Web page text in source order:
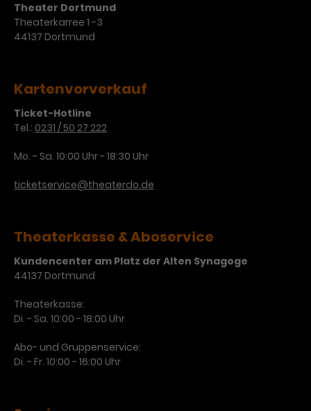
Theater Dortmund
Theaterkarree 1 -3
44137 Dortmund
Kartenvorverkauf
Ticket-Hotline
Tel.: 0231 / 50 27 222
Mo. - Sa. 10:00 Uhr - 18:30 Uhr
ticketservice@theaterdo.de
Theaterkasse & Aboservice
Kundencenter am Platz der Alten Synagoge
44137 Dortmund
Theaterkasse:
Di. - Sa. 10:00 - 18:00 Uhr
Abo- und Gruppenservice:
Di. - Fr. 10:00 - 16:00 Uhr